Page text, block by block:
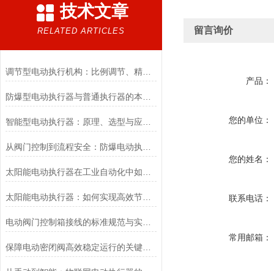
技术文章
RELATED ARTICLES
调节型电动执行机构：比例调节、精度控制要点
太阳能电动执行器：如何实现高效节能的自动化控制？
保障电动密闭阀高效稳定运行的关键举措
留言询价
产品：
您的单位：
您的姓名：
联系电话：
常用邮箱：